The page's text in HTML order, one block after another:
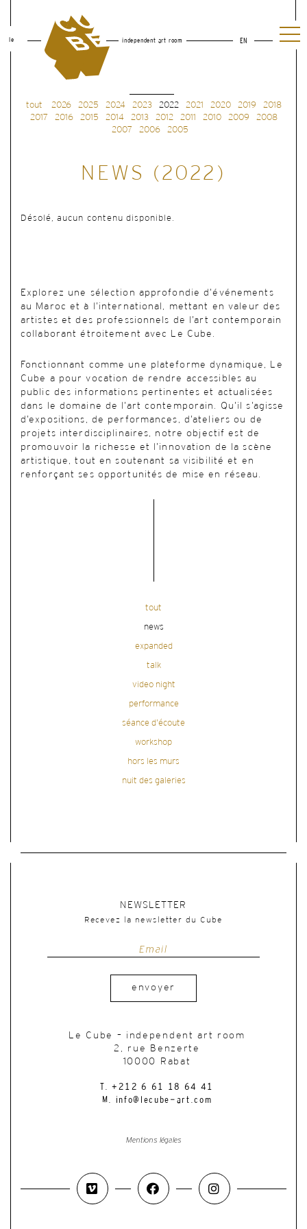
le independent art room EN
tout 2026 2025 2024 2023 2022 2021 2020 2019
2018
2017
2016 2015 2014 2013 2012 2011 2010 2009
2008
2007
2006 2005
NEWS (2022)
Désolé, aucun contenu disponible.
Explorez une sélection approfondie d’événements
au Maroc et à l’international, mettant en valeur des
artistes et des professionnels de l’art contemporain
collaborant étroitement avec Le Cube.
Fonctionnant comme une plateforme dynamique, Le
Cube a pour vocation de rendre accessibles au
public des informations pertinentes et actualisées
dans le domaine de l’art contemporain. Qu’il s’agisse
d’expositions, de performances, d’ateliers ou de
projets interdisciplinaires, notre objectif est de
promouvoir la richesse et l’innovation de la scène
artistique, tout en soutenant sa visibilité et en
renforçant ses opportunités de mise en réseau.
tout
news
expanded
talk
video night
performance
séance d'écoute
workshop
hors les murs
nuit des galeries
NEWSLETTER
Recevez la newsletter du Cube
envoyer
Le Cube – independent art room
2, rue Benzerte
10000 Rabat
T. +212 6 61 18 64 41
M. info@lecube-art.com
Mentions légales